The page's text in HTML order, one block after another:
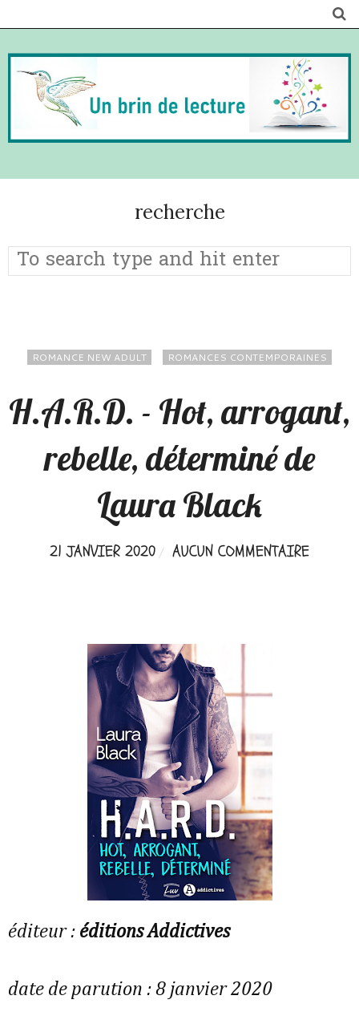
recherche
ROMANCE NEW ADULT ROMANCES CONTEMPORAINES
H.A.R.D. - Hot, arrogant,
rebelle, déterminé de
Laura Black
21 JANVIER 2020 AUCUN COMMENTAIRE
éditeur : éditions Addictives
date de parution : 8 janvier 2020